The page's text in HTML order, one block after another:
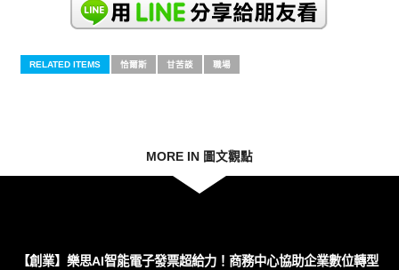
RELATED ITEMS 恰爾斯 甘苦談 職場
MORE IN 圖文觀點
【創業】樂思AI智能電子發票超給力！商務中心協助企業數位轉型